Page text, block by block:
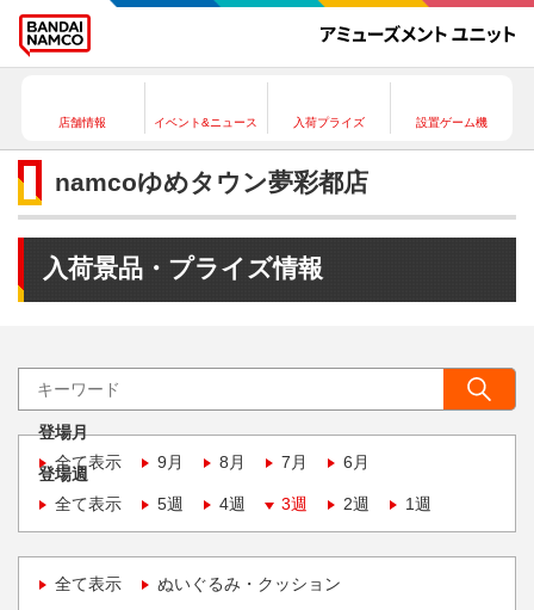
店舗情報 イベント&ニュース 入荷プライズ 設置ゲーム機
namcoゆめタウン夢彩都店
入荷景品・プライズ情報
登場月
全て表示
9月 8月 7月 6月
登場週
全て表示
5週 4週 3週 2週 1週
全て表示 ぬいぐるみ・クッション